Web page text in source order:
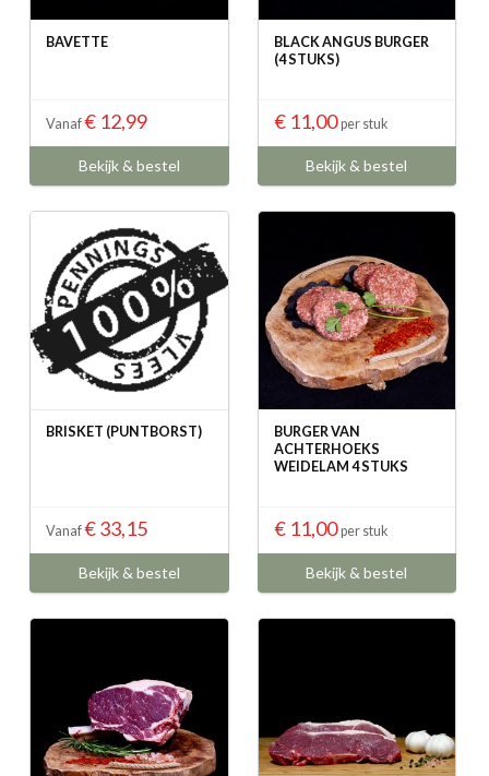
BAVETTE
Vanaf€ 12,99
Bekijk & bestel
BLACK ANGUS BURGER
(4 STUKS)
€ 11,00per stuk
Bekijk & bestel
BRISKET (PUNTBORST)
Vanaf€ 33,15
Bekijk & bestel
BURGER VAN
ACHTERHOEKS
WEIDELAM 4 STUKS
€ 11,00per stuk
Bekijk & bestel